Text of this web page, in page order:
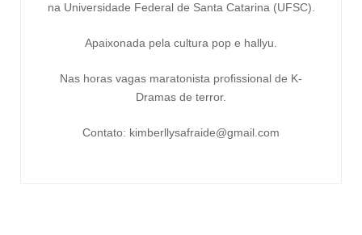
na Universidade Federal de Santa Catarina (UFSC).
Apaixonada pela cultura pop e hallyu.
Nas horas vagas maratonista profissional de K-
Dramas de terror.
Contato: kimberllysafraide@gmail.com